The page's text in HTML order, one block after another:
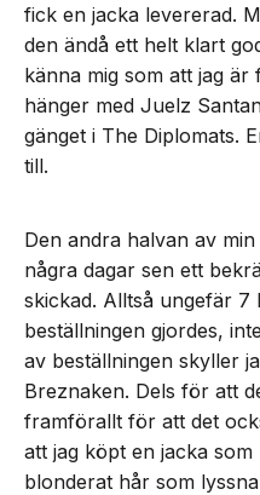
fick en jacka levererad.
den ändå ett helt klart
känna mig som att jag
hänger med Juelz
gänget i The Diplomats.
till.
Den andra halvan av
några dagar sen ett
skickad. Alltså ungefär 7
beställningen gjordes,
av beställningen skyller
Breznaken. Dels för att
framförallt för att det
att jag köpt en jacka
blonderat hår som